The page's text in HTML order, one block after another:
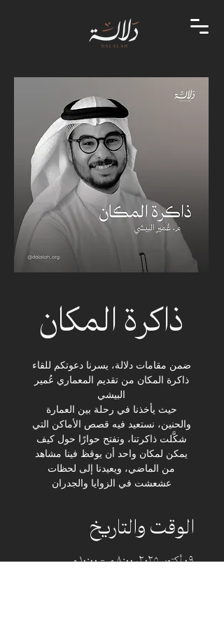
ذاكرة المكان
ضمن مقامات دلالة، يسرنا دعوتكم للقاء
ذاكرة المكان من تقديم المعماري عُمير
حيث يأخذنا في رحلة بين العمارة
والحنين، نستعيد فيه قصص الأماكن التي
شكَّلت ذاكرتنا، ونفتح حوارًا حول كيف
يمكن لمكان واحد أن يوقظ فينا مشاهد
من الماضي، ويعيدنا إلى لحظات
عشعشت في الزوايا والجدران
الوقت والتاريخ
٠٩ أكتوبر ٢٠٢٥، ٨:٠٠ م – ١٠:٠٠ م